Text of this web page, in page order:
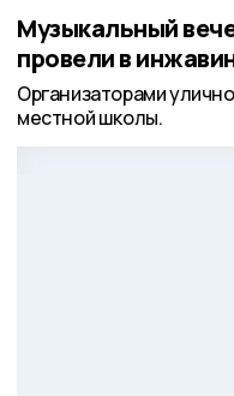
Музыкальный
провели в
Организаторами
местной школы.